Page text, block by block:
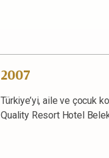
2007
Türkiye’yi, aile ve çocuk
Quality Resort Hotel